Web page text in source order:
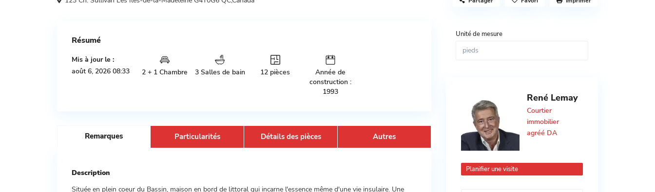
Résumé
Mis à jour le :
août 6, 2026 08:33
2 + 1 Chambre 3 Salles de bain 12 pièces
Année de
construction :
1993
Remarques Particularités Détails des pièces Autres
Description
Située en plein coeur du Bassin, maison en bord de littoral qui incarne l'essence même d'une vie insulaire. Une
Unité de mesure
René Lemay
Courtier
immobilier
agréé DA
Planifier une visite